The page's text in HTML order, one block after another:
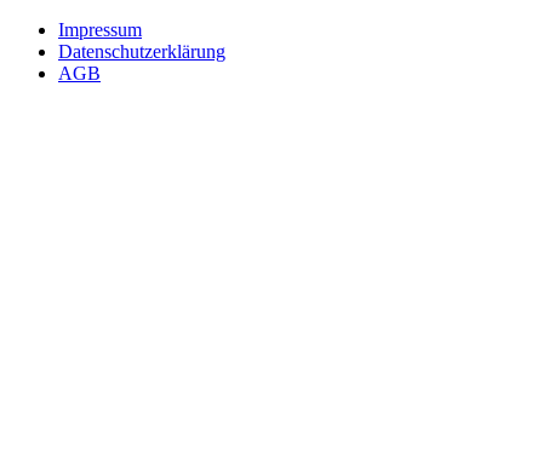
Impressum
Datenschutzerklärung
AGB